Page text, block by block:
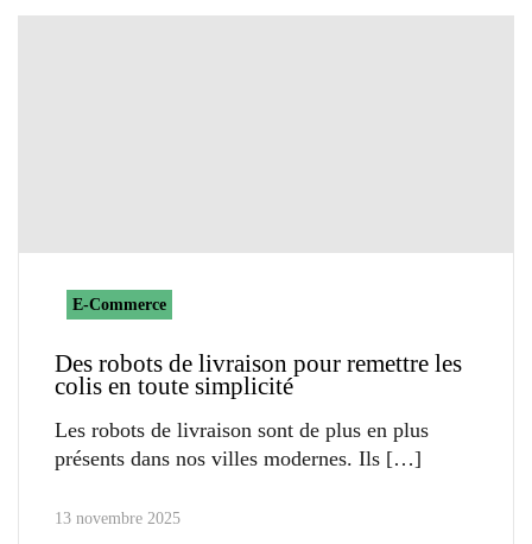
E-Commerce
Des robots de livraison pour remettre les
colis en toute simplicité
Les robots de livraison sont de plus en plus
présents dans nos villes modernes. Ils
13 novembre 2025